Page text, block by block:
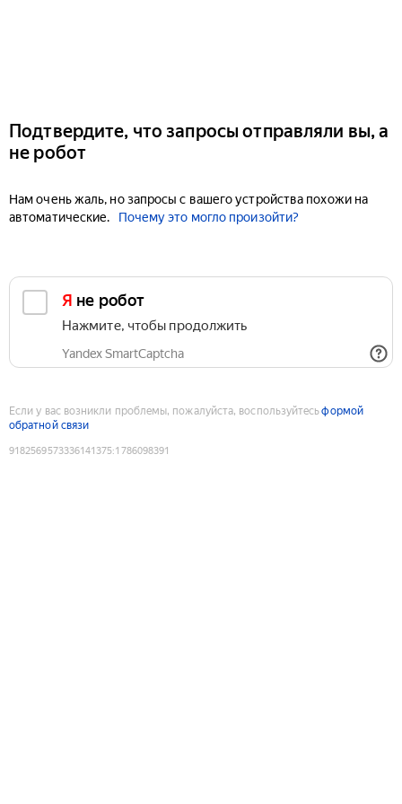
Подтвердите, что запросы отправляли вы, а
не робот
Нам очень жаль, но запросы с вашего устройства похожи на
автоматические.
Почему это могло произойти?
Я не робот
Нажмите, чтобы продолжить
Yandex SmartCaptcha
Если у вас возникли проблемы, пожалуйста, воспользуйтесьформой
обратной связи
9182569573336141375:1786098391